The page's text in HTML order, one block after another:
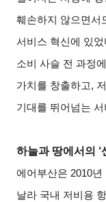
훼손하지 않으면서
서비스 혁신에 있었
소비 사슬 전 과정
가치를 창출하고,
기대를 뛰어넘는
하늘과 땅에서의 ‘
에어부산은 2010년
날라 국내 저비용